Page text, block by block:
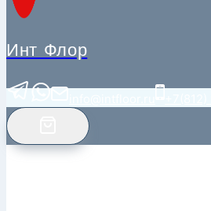
Инт Флор